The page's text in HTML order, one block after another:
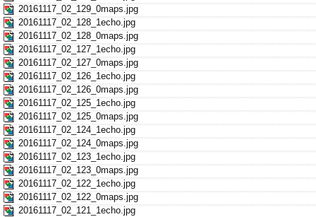
20161117_02_129_0maps.jpg
20161117_02_128_1echo.jpg
20161117_02_128_0maps.jpg
20161117_02_127_1echo.jpg
20161117_02_127_0maps.jpg
20161117_02_126_1echo.jpg
20161117_02_126_0maps.jpg
20161117_02_125_1echo.jpg
20161117_02_125_0maps.jpg
20161117_02_124_1echo.jpg
20161117_02_124_0maps.jpg
20161117_02_123_1echo.jpg
20161117_02_123_0maps.jpg
20161117_02_122_1echo.jpg
20161117_02_122_0maps.jpg
20161117_02_121_1echo.jpg